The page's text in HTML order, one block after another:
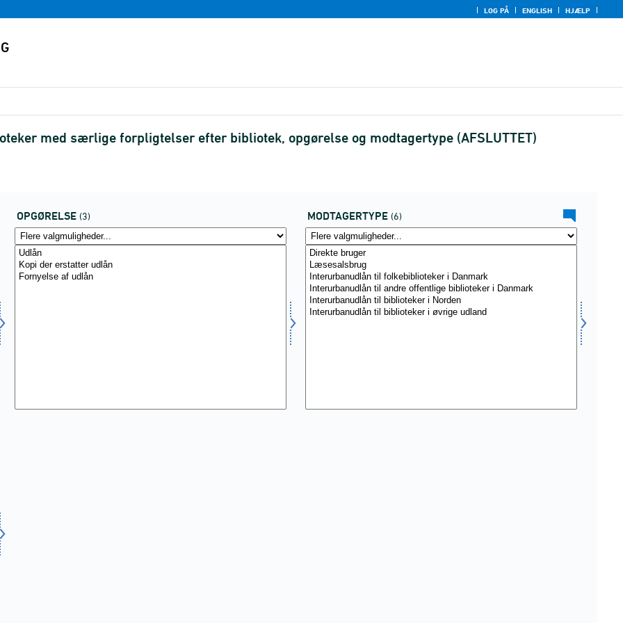
LOG PÅ ENGLISH HJÆLP
med særlige forpligtelser efter bibliotek, opgørelse og modtagertype (AFSLUTTET)
OPGØRELSE (3) MODTAGERTYPE (6)